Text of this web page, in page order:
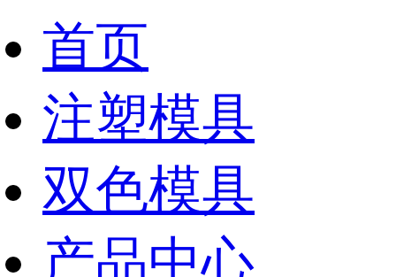
首页
注塑模具
双色模具
产品中心